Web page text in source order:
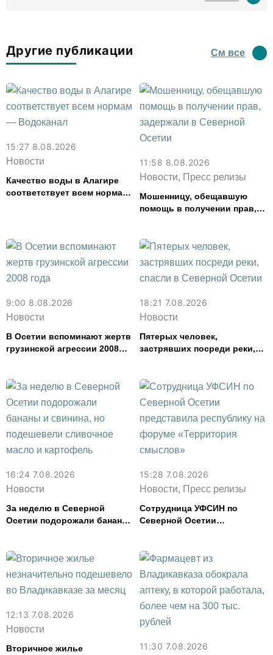
Другие публикации См все
15:27 8.08.2026
Новости
Качество воды в Алагире
соответствует всем нормам
11:58 8.08.2026
Новости, Пресс релизы
Мошенницу, обещавшую
помощь в получении прав,
9:00 8.08.2026
Новости
В Осетии вспоминают жертв
грузинской агрессии 2008
18:21 7.08.2026
Новости
Пятерых человек,
застрявших посреди реки,
16:24 7.08.2026
Новости
За неделю в Северной
Осетии подорожали бананы
картофель
15:28 7.08.2026
Новости, Пресс релизы
Сотрудница УФСИН по
Северной Осетии
смыслов»
12:13 7.08.2026
Новости
Вторичное жилье
11:30 7.08.2026